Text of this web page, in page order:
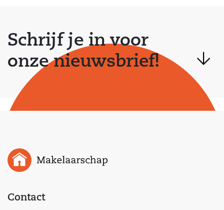
Schrijf je in voor
onze nieuwsbrief!
Contact